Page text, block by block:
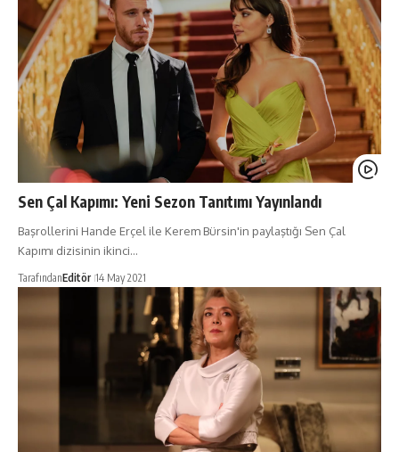
Sen Çal Kapımı: Yeni Sezon Tanıtımı Yayınlandı
Başrollerini Hande Erçel ile Kerem Bürsin'in paylaştığı Sen Çal
Kapımı dizisinin ikinci…
TarafındanEditör 14 May 2021